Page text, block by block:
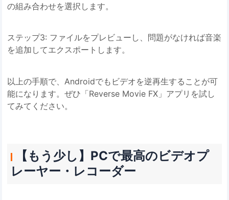
の組み合わせを選択します。
ステップ3: ファイルをプレビューし、問題がなければ音楽
を追加してエクスポートします。
以上の手順で、Androidでもビデオを逆再生することが可
能になります。ぜひ「Reverse Movie FX」アプリを試し
てみてください。
【もう少し】PCで最高のビデオプ
レーヤー・レコーダー